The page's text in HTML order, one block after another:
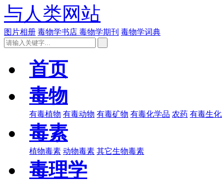
图片相册 毒物学书店 毒物学期刊 毒物学词典
首页
毒物
有毒植物 有毒动物 有毒矿物 有毒化学品 农药 有毒生
毒素
植物毒素 动物毒素 其它生物毒素
毒理学